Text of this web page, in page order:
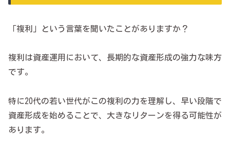
「複利」という言葉を聞いたことがありますか？
複利は資産運用において、長期的な資産形成の強力な味方
です。
特に20代の若い世代がこの複利の力を理解し、早い段階で
資産形成を始めることで、大きなリターンを得る可能性が
あります。